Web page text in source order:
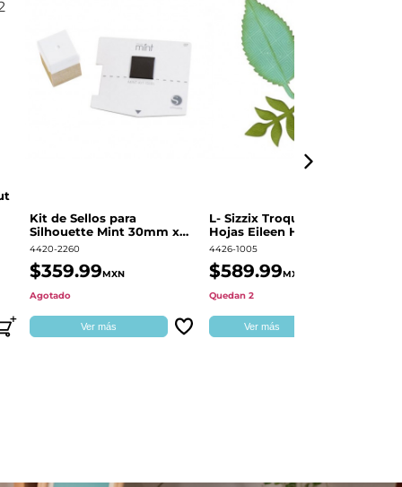
Kit de Sellos para
Silhouette Mint 30mm x
60mm
4420-2260
$359.99MXN
Agotado
Ver más
L- Sizzix Troquel Grueso
Hojas Eileen Hull | 661111
4426-1005
$589.99MXN
Quedan 2
Ver más